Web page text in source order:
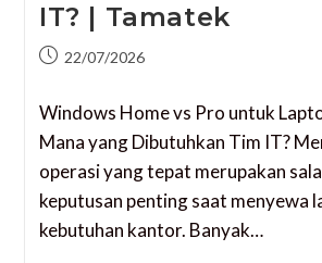
IT? | Tamatek
22/07/2026
Windows Home vs Pro untuk
Mana yang Dibutuhkan Tim IT?
operasi yang tepat merupakan
keputusan penting saat menyewa
kebutuhan kantor. Banyak…